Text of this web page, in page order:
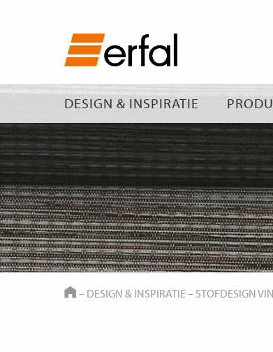
DESIGN & INSPIRATIE
HOME
– DESIGN & INSPIRATIE– STOFDESIGN